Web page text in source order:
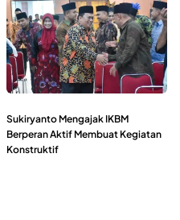
Sukiryanto Mengajak IKBM
Berperan Aktif Membuat Kegiatan
Konstruktif